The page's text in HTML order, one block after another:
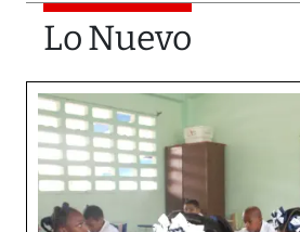
Lo Nuevo